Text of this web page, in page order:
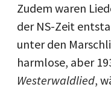
Zudem waren
der NS-Zeit
unter den
harmlose, aber
Westerwaldlied,